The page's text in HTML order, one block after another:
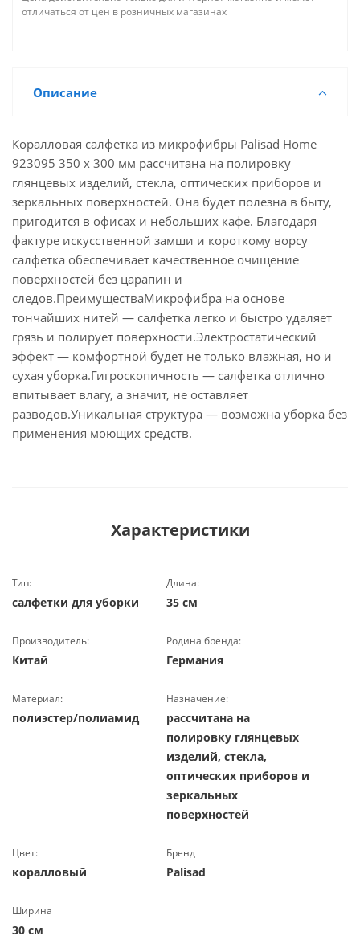
отличаться от цен в розничных магазинах
Описание
Коралловая салфетка из микрофибры Palisad Home
923095 350 х 300 мм рассчитана на полировку
глянцевых изделий, стекла, оптических приборов и
зеркальных поверхностей. Она будет полезна в быту,
пригодится в офисах и небольших кафе. Благодаря
фактуре искусственной замши и короткому ворсу
салфетка обеспечивает качественное очищение
поверхностей без царапин и
следов.ПреимуществаМикрофибра на основе
тончайших нитей — салфетка легко и быстро удаляет
грязь и полирует поверхности.Электростатический
эффект — комфортной будет не только влажная, но и
сухая уборка.Гигроскопичность — салфетка отлично
впитывает влагу, а значит, не оставляет
разводов.Уникальная структура — возможна уборка без
применения моющих средств.
Характеристики
Тип:
салфетки для уборки
Длина:
35 см
Производитель:
Китай
Родина бренда:
Германия
Материал:
полиэстер/полиамид
Назначение:
рассчитана на
полировку глянцевых
изделий, стекла,
оптических приборов и
зеркальных
поверхностей
Цвет:
коралловый
Бренд
Palisad
Ширина
30 см